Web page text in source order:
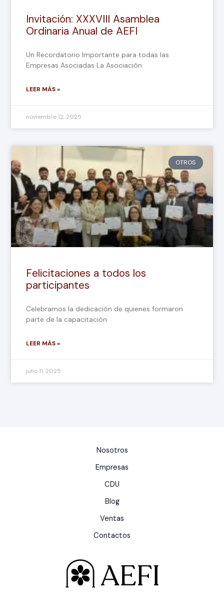
Invitación: XXXVIII Asamblea
Ordinaria Anual de AEFI
Un Recordatorio Importante para todas las
Empresas Asociadas La Asociación
LEER MÁS »
noviembre 12, 2025
OTROS
Felicitaciones a todos los
participantes
Celebramos la dedicación de quienes formaron
parte de la capacitación
LEER MÁS »
julio 11, 2025
Nosotros
Empresas
CDU
Blog
Ventas
Contactos